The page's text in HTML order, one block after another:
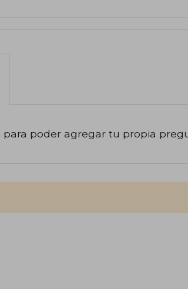
para poder agregar tu propia